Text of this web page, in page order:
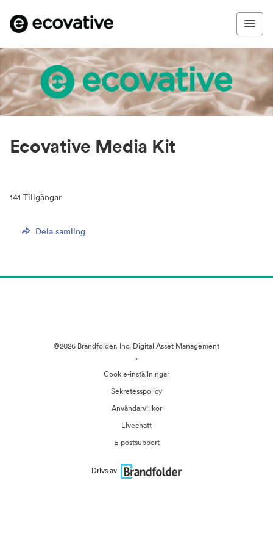
Ecovative Media Kit
141 Tillgångar
Dela samling
©2026 Brandfolder, Inc. Digital Asset Management
·
Cookie-inställningar
Sekretesspolicy
Användarvillkor
Livechatt
E-postsupport
Drivs av